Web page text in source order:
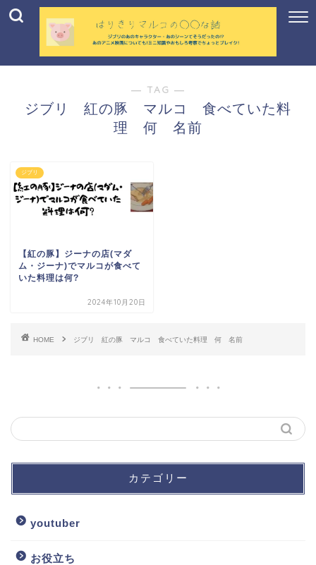
― TAG ―
ジブリ 紅の豚 マルコ 食べていた料
理 何 名前
ジブリ
【紅の豚】ジーナの店(マダ
ム・ジーナ)でマルコが食べて
いた料理は何?
2024年10月20日
HOME ジブリ 紅の豚 マルコ 食べていた料理 何 名前
カテゴリー
youtuber
お役立ち